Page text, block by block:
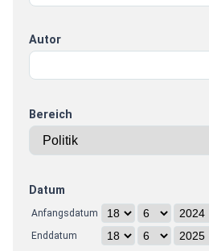
Autor
Bereich
Datum
Anfangsdatum
Enddatum